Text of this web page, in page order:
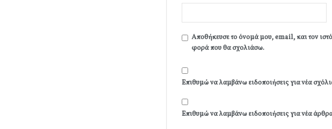
Αποθήκευσε το όνομά μου, email, και τον
φορά που θα σχολιάσω.
Επιθυμώ να λαμβάνω ειδοποιήσεις για νέα
Επιθυμώ να λαμβάνω ειδοποιήσεις για νέα